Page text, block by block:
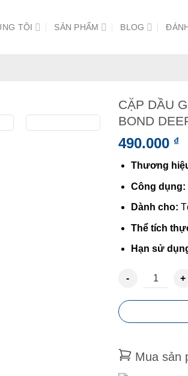
TÔI SẢN PHẨM BLOG
CẶP DẦU
BOND
490.000 ₫
Thương
Công dụng:
Dành cho:
Thể tích
Hạn sử
CẶP DẦU GỘI
Mua sản